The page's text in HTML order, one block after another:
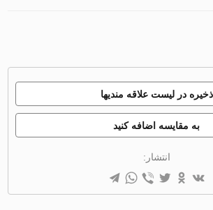
ذخیره در لیست علاقه مندیها
به مقایسه اضافه کنید
انتشار: